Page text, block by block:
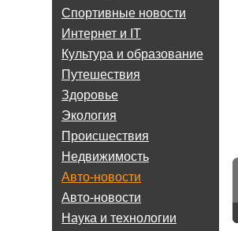
Спортивные новости
Интернет и IT
Культура и образование
Путешествия
Здоровье
Экология
Происшествия
Недвижимость
Авто-новости
Авто-новости
Наука и технологии